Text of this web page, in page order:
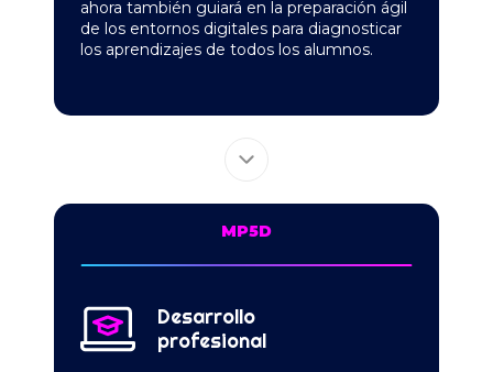
ahora también guiará en la preparación ágil
de los entornos digitales para diagnosticar
los aprendizajes de todos los alumnos.
MP5D
Desarrollo
profesional